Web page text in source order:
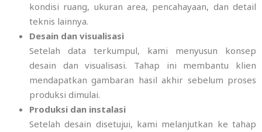
kondisi ruang, ukuran area, pencahayaan, dan detail
teknis lainnya.
Desain dan visualisasi
Setelah data terkumpul, kami menyusun konsep
desain dan visualisasi. Tahap ini membantu klien
mendapatkan gambaran hasil akhir sebelum proses
produksi dimulai.
Produksi dan instalasi
Setelah desain disetujui, kami melanjutkan ke tahap